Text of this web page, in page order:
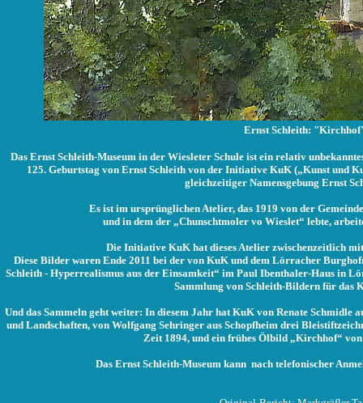
Ernst Schleith:
Das Ernst Schleith-Museum in der Wiesleter Schule ist ein relativ
125. Geburtstag von Ernst Schleith von der Initiative KuK („Kunst und
gleichzeitiger Namensgebung Ernst
Es ist im ursprünglichen Atelier, das 1919 von der
und in dem der „Chunschtmoler vo Wieslet“ lebte,
Die Initiative KuK hat dieses Atelier zwischenzeitlich
Diese Bilder waren Ende 2011 bei der von KuK und dem Lörracher
Schleith - Hyperrealismus aus der Einsamkeit“ im Paul Ibenthaler-Haus in
Sammlung von Schleith-Bildern für das
Und das Sammeln geht weiter: In diesem Jahr hat KuK von Renate
und Landschaften, von Wolfgang Sehringer aus Schopfheim drei
Zeit 1894, und ein frühes Ölbild „Kirchhof“
Das Ernst Schleith-Museum kann nach telefonischer